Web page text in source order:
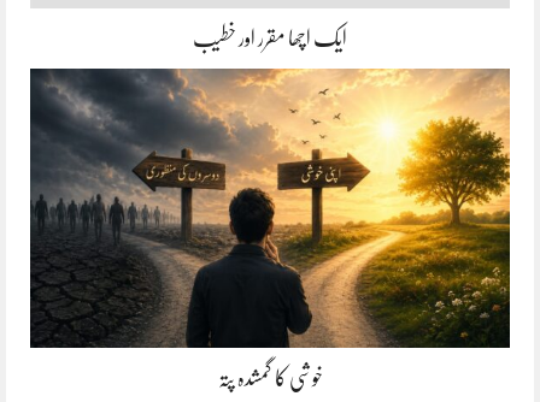
ایک اچھا مقرر اور خطیب
خوشی کا گمشدہ پتہ